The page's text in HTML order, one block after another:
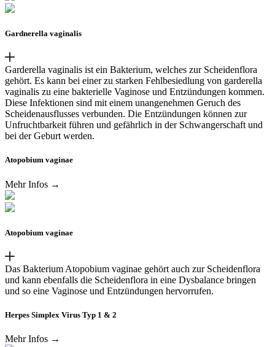
Gardnerella vaginalis
Garderella vaginalis ist ein Bakterium, welches zur Scheidenflora
gehört. Es kann bei einer zu starken Fehlbesiedlung von garderella
vaginalis zu eine bakterielle Vaginose und Entzündungen kommen.
Diese Infektionen sind mit einem unangenehmen Geruch des
Scheidenausflusses verbunden. Die Entzündungen können zur
Unfruchtbarkeit führen und gefährlich in der Schwangerschaft und
bei der Geburt werden.
Atopobium vaginae
Mehr Infos →
Atopobium vaginae
Das Bakterium Atopobium vaginae gehört auch zur Scheidenflora
und kann ebenfalls die Scheidenflora in eine Dysbalance bringen
und so eine Vaginose und Entzündungen hervorrufen.
Herpes Simplex Virus Typ 1 & 2
Mehr Infos →